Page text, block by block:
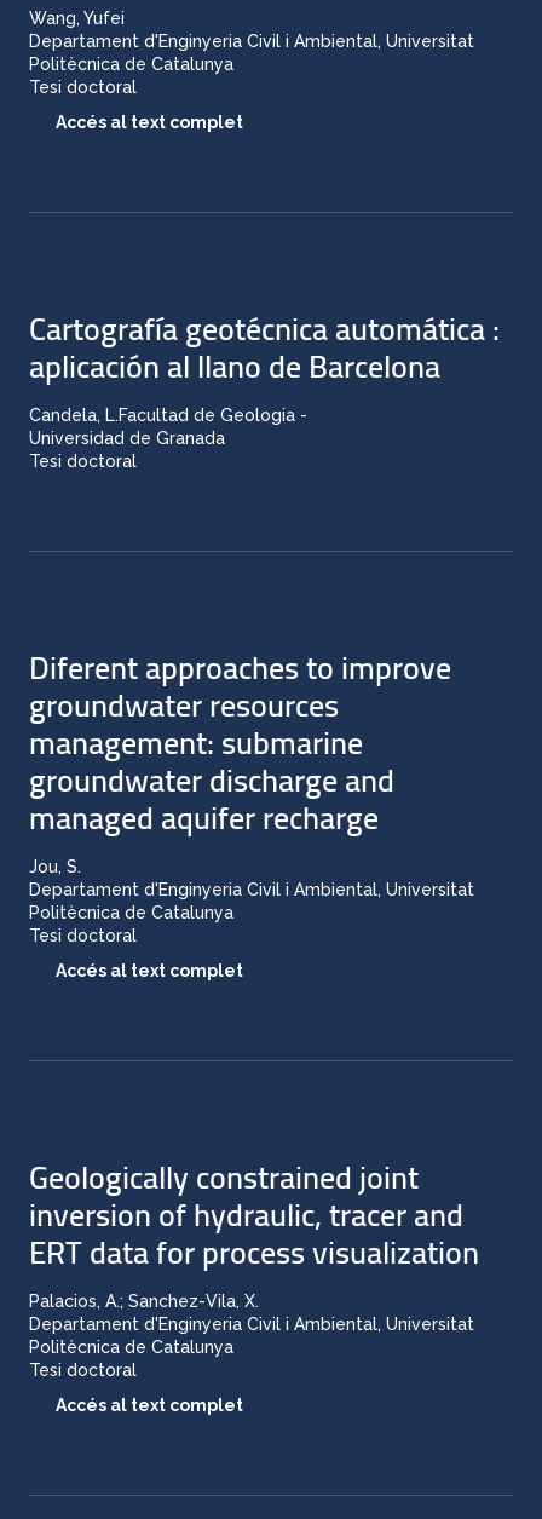
Wang, Yufei
Departament d'Enginyeria Civil i Ambiental, Universitat
Politècnica de Catalunya
Tesi doctoral
Accés al text complet
Cartografía geotécnica automática :
aplicación al llano de Barcelona
Candela, L.Facultad de Geologia -
Universidad de Granada
Tesi doctoral
Diferent approaches to improve
groundwater resources
management: submarine
groundwater discharge and
managed aquifer recharge
Jou, S.
Departament d'Enginyeria Civil i Ambiental, Universitat
Politècnica de Catalunya
Tesi doctoral
Accés al text complet
Geologically constrained joint
inversion of hydraulic, tracer and
ERT data for process visualization
Palacios, A.; Sanchez-Vila, X.
Departament d'Enginyeria Civil i Ambiental, Universitat
Politècnica de Catalunya
Tesi doctoral
Accés al text complet